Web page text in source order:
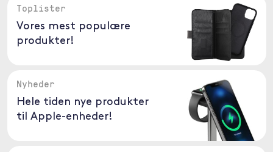
Toplister
Vores mest populære
produkter!
Nyheder
Hele tiden nye produkter
til Apple-enheder!